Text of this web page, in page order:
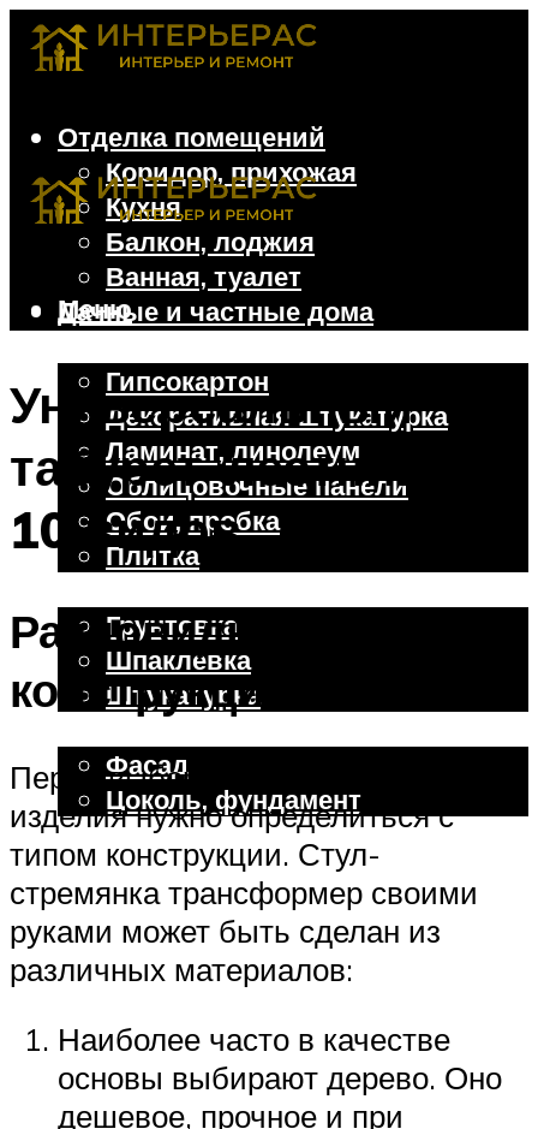
Отделка помещений
Коридор, прихожая
Кухня
Балкон, лоджия
Ванная, туалет
Дачные и частные дома
Гипсокартон
Декоративная штукатурка
Ламинат, линолеум
Облицовочные панели
Обои, пробка
Плитка
Грунтовка
Шпаклевка
Штукатурка
Фасад
Цоколь, фундамент
Меню
Меню
Универсальный
табурет-лестница:
10 видов
Разновидности
конструкции
Перед выбором или изготовлением
изделия нужно определиться с
типом конструкции. Стул-
стремянка трансформер своими
руками может быть сделан из
различных материалов:
Наиболее часто в качестве
основы выбирают дерево. Оно
дешевое, прочное и при